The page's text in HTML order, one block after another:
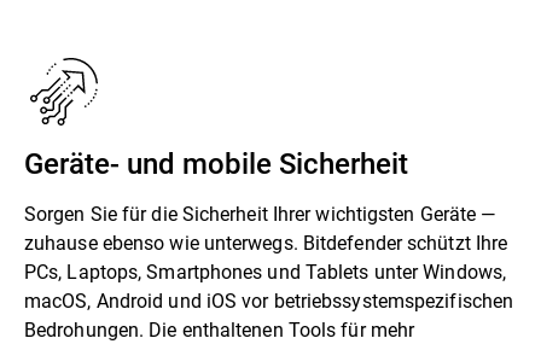
Geräte- und mobile Sicherheit
Sorgen Sie für die Sicherheit Ihrer wichtigsten Geräte —
zuhause ebenso wie unterwegs. Bitdefender schützt Ihre
PCs, Laptops, Smartphones und Tablets unter Windows,
macOS, Android und iOS vor betriebssystemspezifischen
Bedrohungen. Die enthaltenen Tools für mehr